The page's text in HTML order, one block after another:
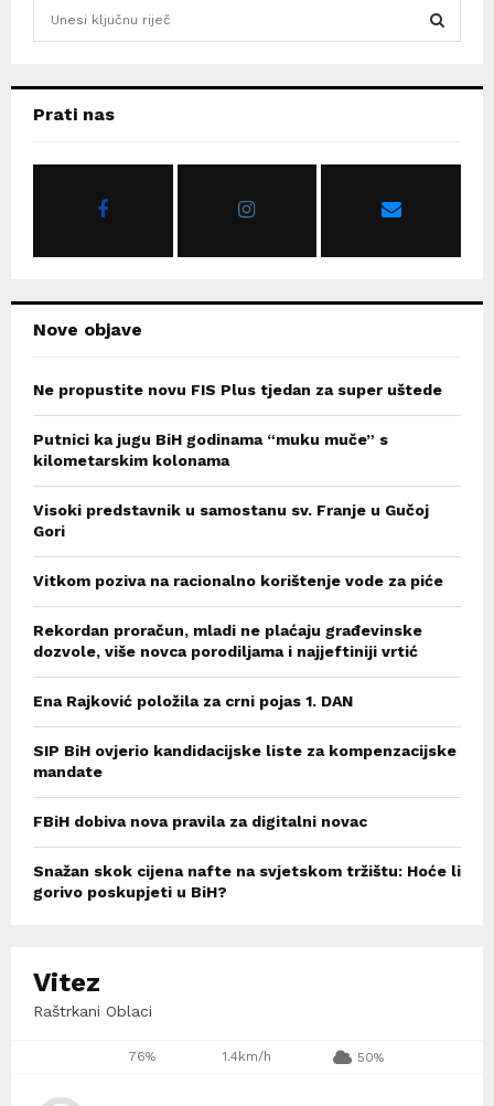
hPrati nas
Nove objave
Ne propustite novu FIS Plus tjedan za super uštede
Putnici ka jugu BiH godinama “muku muče” s
kilometarskim kolonama
Visoki predstavnik u samostanu sv. Franje u Gučoj
Gori
Vitkom poziva na racionalno korištenje vode za piće
Rekordan proračun, mladi ne plaćaju građevinske
dozvole, više novca porodiljama i najjeftiniji vrtić
Ena Rajković položila za crni pojas 1. DAN
SIP BiH ovjerio kandidacijske liste za kompenzacijske
mandate
FBiH dobiva nova pravila za digitalni novac
Snažan skok cijena nafte na svjetskom tržištu: Hoće li
gorivo poskupjeti u BiH?
Vitez
Raštrkani Oblaci
76% 1.4km/h 50%